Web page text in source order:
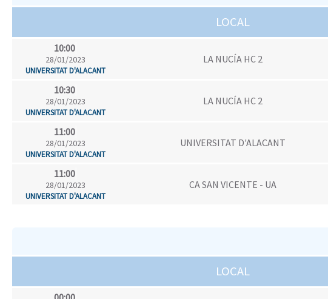
LOCAL
10:00
28/01/2023
UNIVERSITAT D'ALACANT
LA NUCÍA HC 2
10:30
28/01/2023
UNIVERSITAT D'ALACANT
LA NUCÍA HC 2
11:00
28/01/2023
UNIVERSITAT D'ALACANT
UNIVERSITAT D'ALACANT
11:00
28/01/2023
UNIVERSITAT D'ALACANT
CA SAN VICENTE - UA
LOCAL